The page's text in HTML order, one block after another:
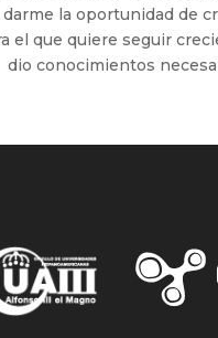
la oportunidad de
el que quiere seguir
dio conocimientos